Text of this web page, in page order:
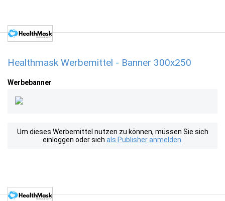
Healthmask Werbemittel - Banner 300x250
Werbebanner
Um dieses Werbemittel nutzen zu können, müssen Sie sich
einloggen oder sich als Publisher anmelden